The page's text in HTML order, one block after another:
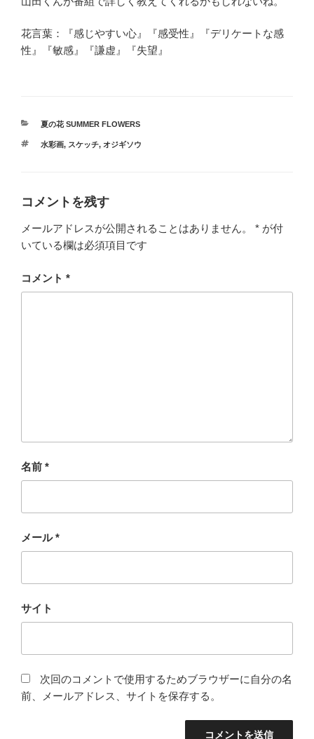
花言葉：『感じやすい心』『感受性』『デリケートな感
性』『敏感』『謙虚』『失望』
カ
ゴ
夏の花 SUMMER FLOWERS
タ
水彩画, スケッチ, オジギソウ
コメントを残す
メールアドレスが公開されることはありません。 * が付
いている欄は必須項目です
コメント *
名前 *
メール*
サイト
次回のコメントで使用するためブラウザーに自分の名
前、メールアドレス、サイトを保存する。